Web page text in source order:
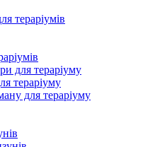
тераріумів
для тераріуму
тераріуму
для тераріуму